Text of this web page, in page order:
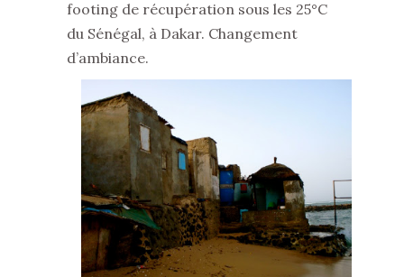
footing de récupération sous les 25°C
du Sénégal, à Dakar. Changement
d’ambiance.